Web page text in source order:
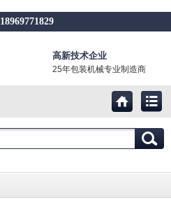
18969771829
高新技术企业
25年包装机械专业制造商